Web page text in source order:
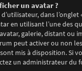
un avatar ?
dans l’onglet
en utilisant l’une des
galerie, distant ou
peut activer ou non
mis à disposition. Si
un administrateur du